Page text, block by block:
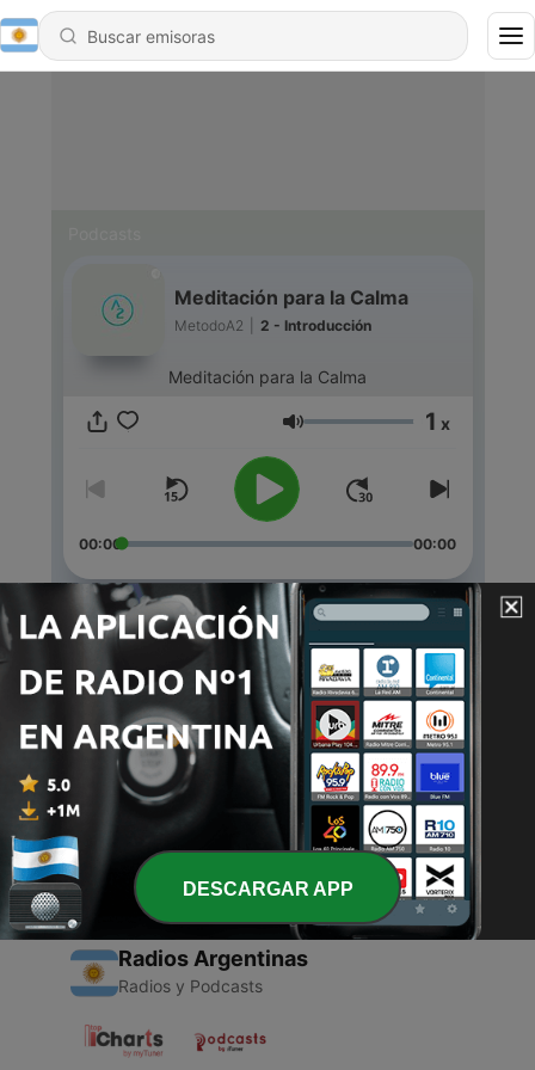
Meditación para la Calma
MetodoA2 2 - Introducción
Meditación para la Calma
Volumen 1 x
00:00 00:00
Episodios
2 - Introducción
18 jul. 2020
Meditación para la Calma
03 jul. 2020
Radios Argentinas
Radios y Podcasts
DESCARGAR APP